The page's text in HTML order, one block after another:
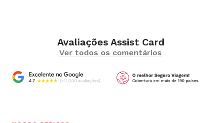
Avaliações Assist Card
Ver todos os comentários